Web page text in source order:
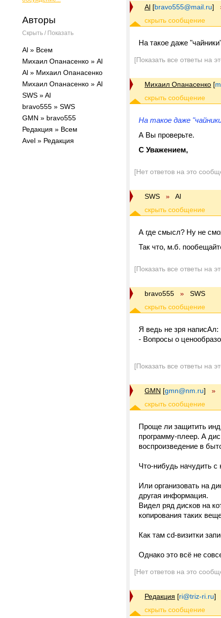
Авторы
Скрыть / Показать
Al » Всем
Михаил Опанасенко » Al
Al » Михаил Опанасенко
Михаил Опанасенко » Al
SWS » Al
bravo555 » SWS
GMN » bravo555
Редакция » Всем
Avel » Редакция
Al [bravo555@mail.ru]
На такое даже
[Показать все ответы на
Михаил Опанасенко [
На такое даже
А Вы проверьте.
С Уважением,
[Нет ответов на это
SWS » Al
А где смысл? Ну не
Так что, м.б.
[Показать все ответы на
bravo555 » SWS
Я ведь не зря написАл:
- Вопросы о
[Показать все ответы на
GMN [gmn@nm.ru] »
Проще ли защитить
программу-плеер. А
воспроизведение в
Что-нибудь начудить
Или организовать на
другая информация.
Видел ряд дисков на
копирования таких
Как там cd-визитки
Однако это всё не
[Нет ответов на это
Редакция [ri@triz-ri.ru]